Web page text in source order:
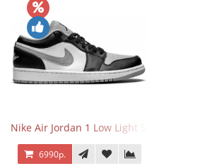
Nike Air Jordan 1 Low Light Smoke Grey
6990р.